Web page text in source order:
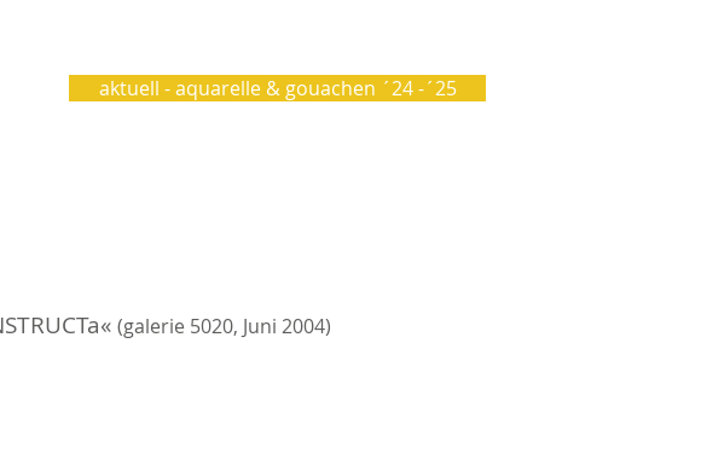
aktuell - aquarelle & gouachen ´24 -´25
(galerie 5020, Juni 2004)